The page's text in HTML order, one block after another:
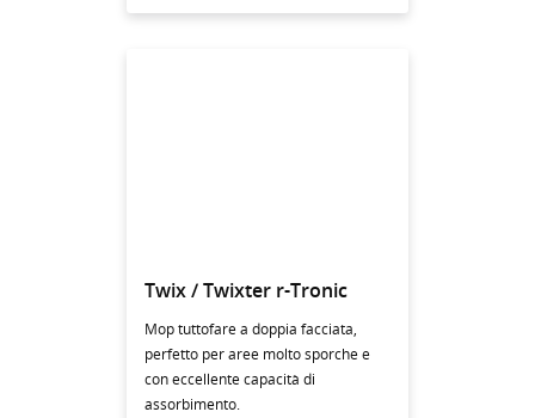
Twix / Twixter r-Tronic
Mop tuttofare a doppia facciata,
perfetto per aree molto sporche e
con eccellente capacità di
assorbimento.